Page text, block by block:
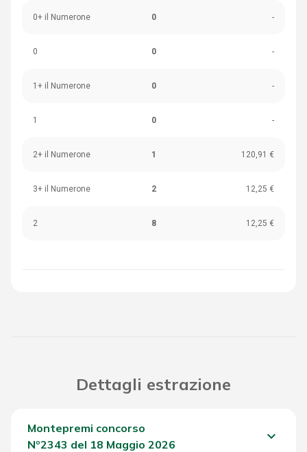
0+ il Numerone 0 -
0 0 -
1+ il Numerone 0 -
1 0 -
2+ il Numerone 1 120,91 €
3+ il Numerone 2 12,25 €
2 8 12,25 €
Dettagli estrazione
Montepremi concorso
Nº2343 del 18 Maggio 2026
keyboard_arrow_down